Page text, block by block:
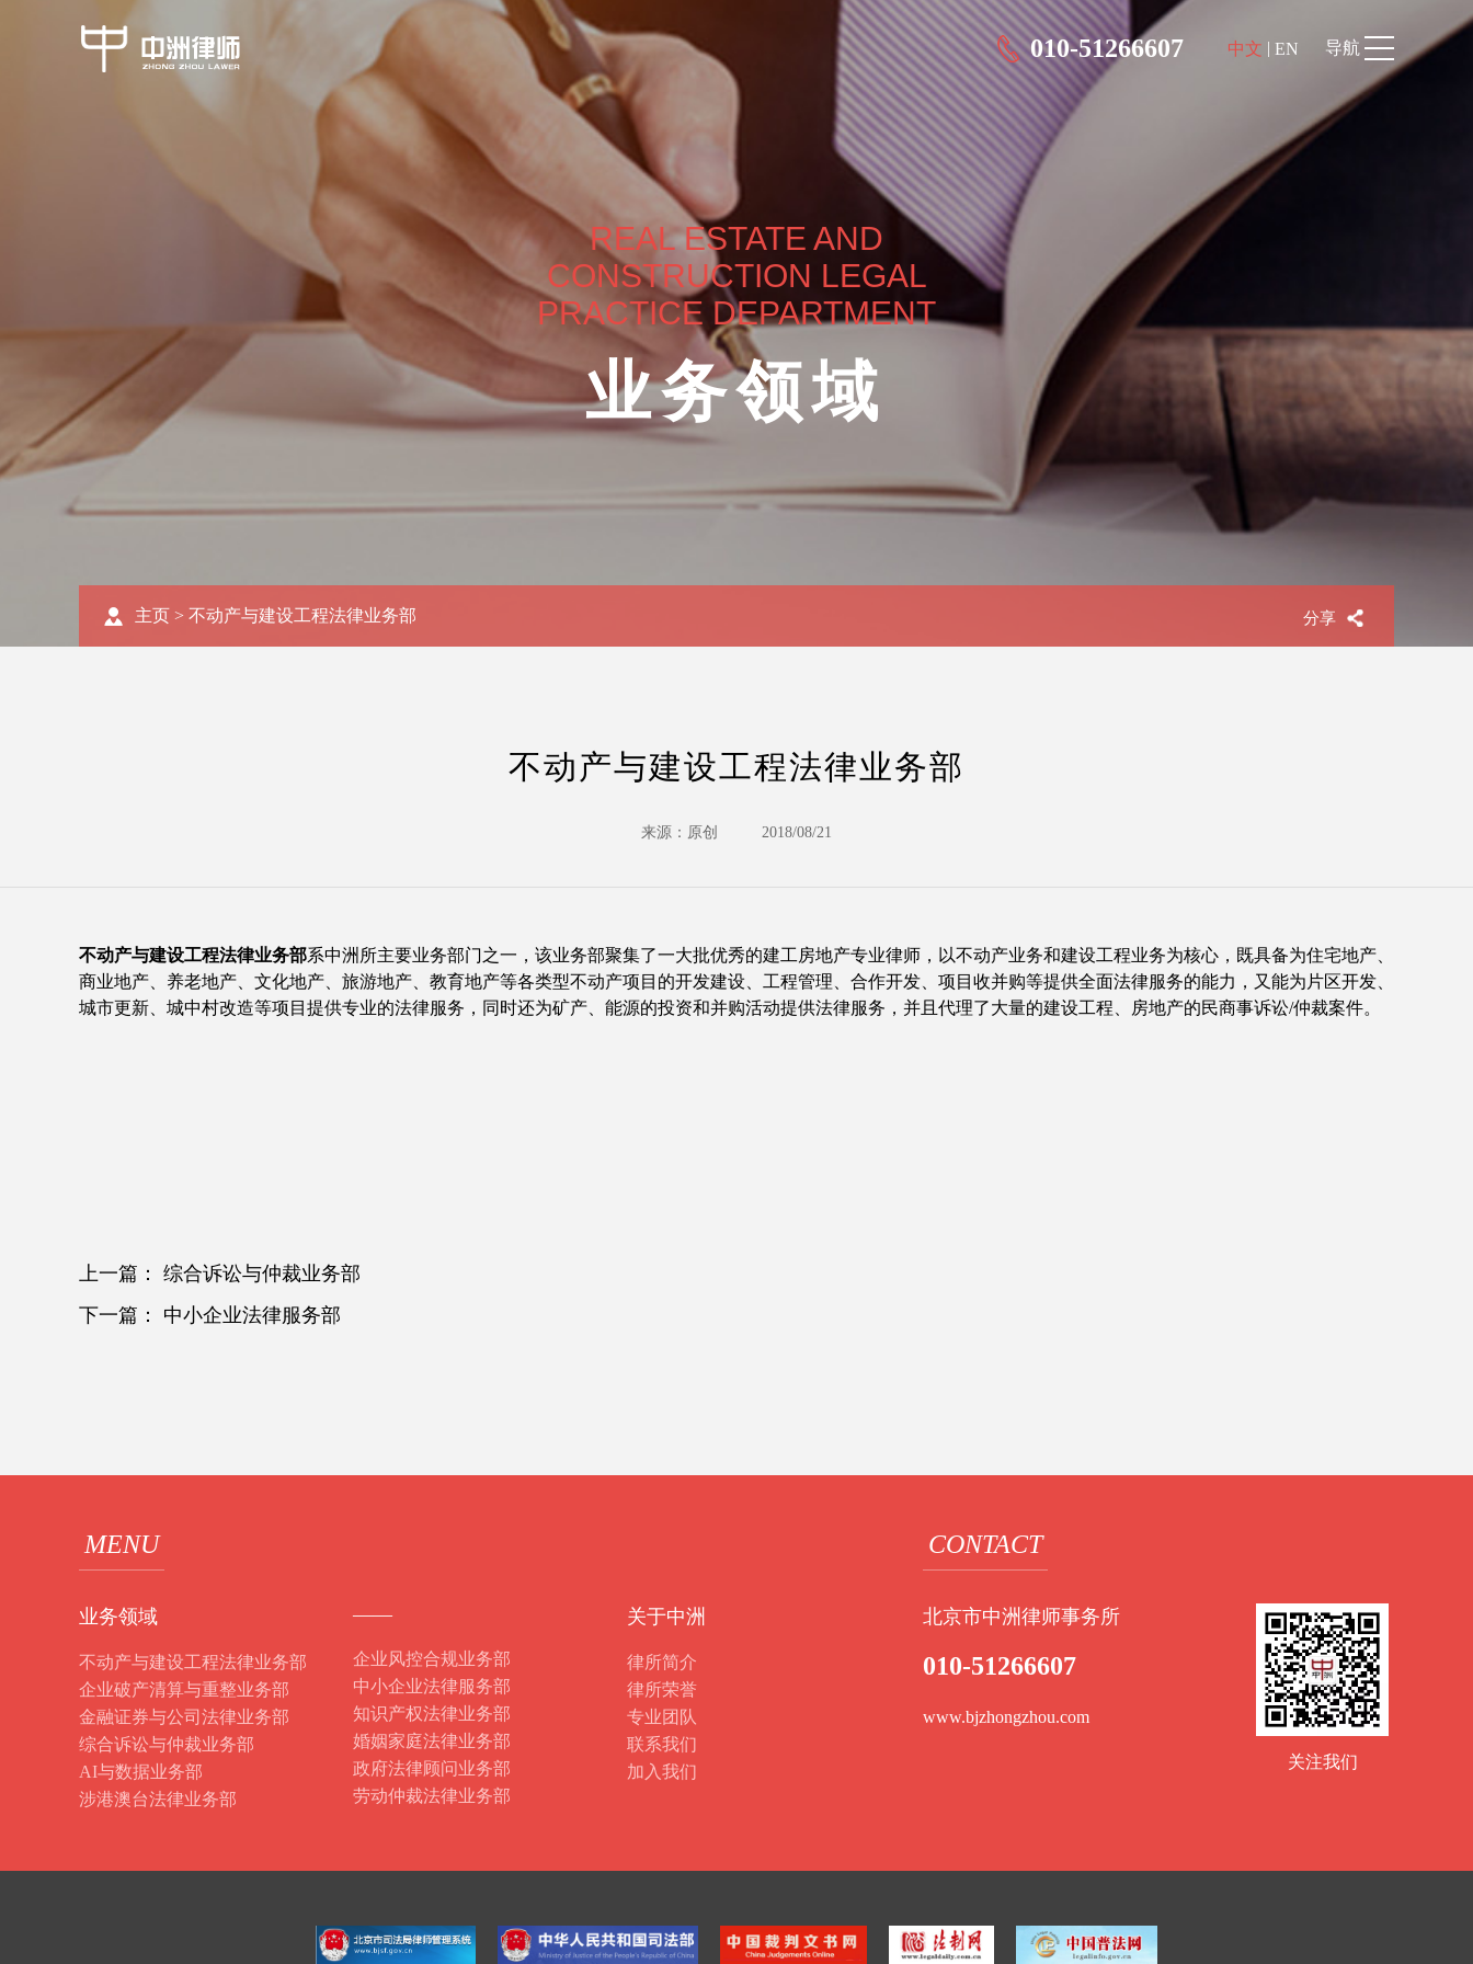
010-51266607 中文 | EN 导航
REAL ESTATE AND
CONSTRUCTION LEGAL
PRACTICE DEPARTMENT
业务领域
分享
主页 > 不动产与建设工程法律业务部
不动产与建设工程法律业务部
来源：原创 2018/08/21
不动产与建设工程法律业务部系中洲所主要业务部门之一，该业务部聚集了一大批优秀的建工房地产专业律师，以不动产业务和建设工程业务为核心，既具备为住宅地产、
商业地产、养老地产、文化地产、旅游地产、教育地产等各类型不动产项目的开发建设、工程管理、合作开发、项目收并购等提供全面法律服务的能力，又能为片区开发、
城市更新、城中村改造等项目提供专业的法律服务，同时还为矿产、能源的投资和并购活动提供法律服务，并且代理了大量的建设工程、房地产的民商事诉讼/仲裁案件。
上一篇： 综合诉讼与仲裁业务部
下一篇： 中小企业法律服务部
MENU
业务领域
不动产与建设工程法律业务部
企业破产清算与重整业务部
金融证券与公司法律业务部
综合诉讼与仲裁业务部
AI与数据业务部
涉港澳台法律业务部
——
企业风控合规业务部
中小企业法律服务部
知识产权法律业务部
婚姻家庭法律业务部
政府法律顾问业务部
劳动仲裁法律业务部
关于中洲
律所简介
律所荣誉
专业团队
联系我们
加入我们
CONTACT
北京市中洲律师事务所
010-51266607
www.bjzhongzhou.com
关注我们